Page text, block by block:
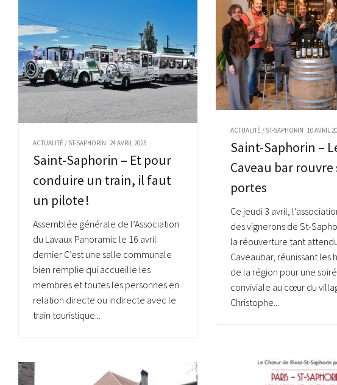
ACTUALITÉ / ST-SAPHORIN 24 AVRIL 2025
Saint-Saphorin – Et pour
conduire un train, il faut
un pilote !
Assemblée générale de l’Association
du Lavaux Panoramic le 16 avril
dernier C’est une salle communale
bien remplie qui accueille les
membres et toutes les personnes en
relation directe ou indirecte avec le
train touristique...
ACTUALITÉ / ST-SAPHORIN 10 AVRIL
Saint-Saphorin –
Caveau bar rouvre
portes
Ce jeudi 3 avril,
des vignerons de St-
la réouverture tant
Caveaubar, réunissant les
de la région pour une
conviviale au cœur du
Christophe...